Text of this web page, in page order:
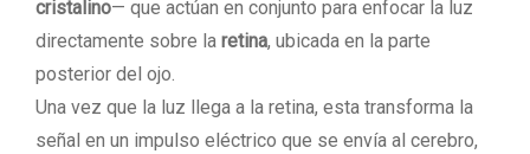
cristalino— que actúan en conjunto para enfocar la luz
directamente sobre la retina, ubicada en la parte
posterior del ojo.
Una vez que la luz llega a la retina, esta transforma la
señal en un impulso eléctrico que se envía al cerebro,